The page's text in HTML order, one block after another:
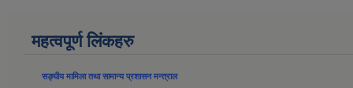
महत्वपूर्ण लिंकहरु
सङ्घीय मामिला तथा सामान्य प्रशासन मन्त्राल